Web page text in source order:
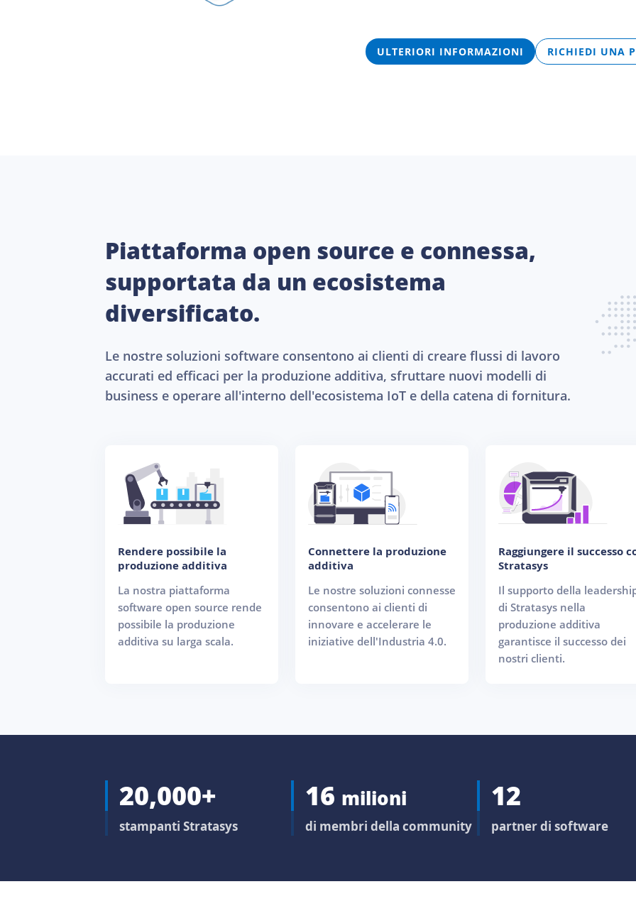
ULTERIORI INFORMAZIONI RICHIEDI UNA
Piattaforma open source e connessa,
supportata da un ecosistema
diversificato.
Le nostre soluzioni software consentono ai clienti di creare flussi di lavoro
accurati ed efficaci per la produzione additiva, sfruttare nuovi modelli di
business e operare all'interno dell'ecosistema IoT e della catena di fornitura.
Rendere possibile la
produzione additiva
La nostra piattaforma
software open source rende
possibile la produzione
additiva su larga scala.
Connettere la produzione
additiva
Le nostre soluzioni connesse
consentono ai clienti di
innovare e accelerare le
iniziative dell'Industria 4.0.
Raggiungere il successo
Stratasys
Il supporto della
di Stratasys nella
produzione additiva
garantisce il successo dei
nostri clienti.
20,000+
stampanti Stratasys
16 milioni
di membri della community
12
partner di software